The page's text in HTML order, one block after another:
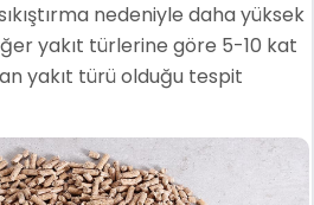
nedeniyle daha yüksek
yakıt türlerine göre 5-10 kat
yakıt türü olduğu tespit